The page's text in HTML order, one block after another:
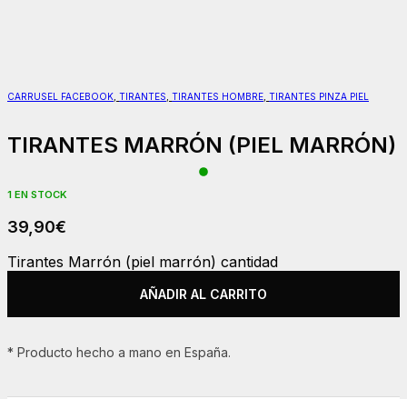
CARRUSEL FACEBOOK TIRANTES TIRANTES HOMBRE TIRANTES PINZA PIEL
TIRANTES MARRÓN (PIEL MARRÓN)
1 EN STOCK
39,90€
Tirantes Marrón (piel marrón) cantidad
AÑADIR AL CARRITO
* Producto hecho a mano en España.